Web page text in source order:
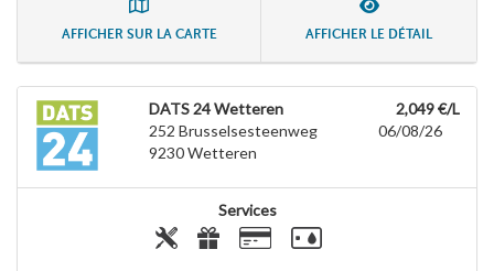
AFFICHER SUR LA CARTE AFFICHER LE DÉTAIL
DATS 24 Wetteren
252 Brusselsesteenweg
9230Wetteren
2,049 €/L
06/08/26
Services